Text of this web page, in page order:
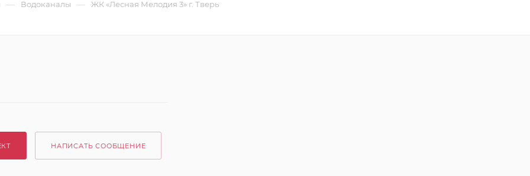
— Водоканалы — ЖК «Лесная Мелодия 3» г. Тверь
НАПИСАТЬ СООБЩЕНИЕ